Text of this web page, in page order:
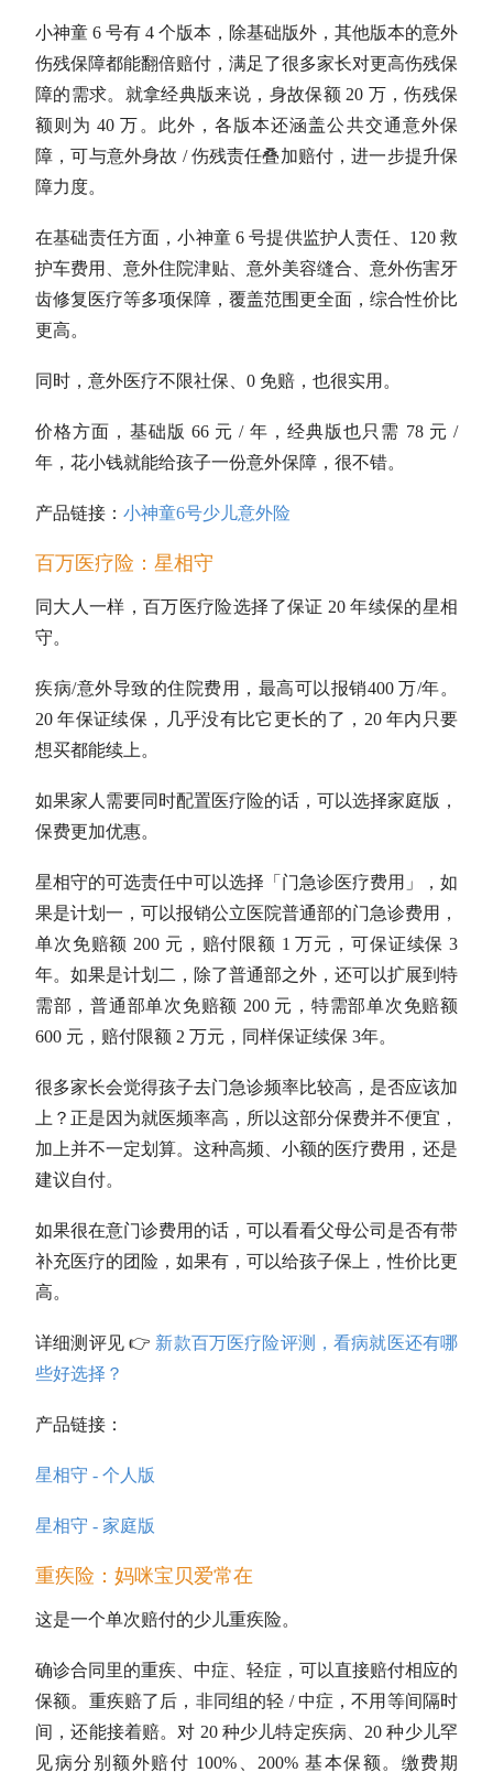
小神童 6 号有 4 个版本，除基础版外，其他版本的意外
伤残保障都能翻倍赔付，满足了很多家长对更高伤残保
障的需求。就拿经典版来说，身故保额 20 万，伤残保
额则为 40 万。此外，各版本还涵盖公共交通意外保
障，可与意外身故 / 伤残责任叠加赔付，进一步提升保
障力度。
在基础责任方面，小神童 6 号提供监护人责任、120 救
护车费用、意外住院津贴、意外美容缝合、意外伤害牙
齿修复医疗等多项保障，覆盖范围更全面，综合性价比
更高。
同时，意外医疗不限社保、0 免赔，也很实用。
价格方面，基础版 66 元 / 年，经典版也只需 78 元 /
年，花小钱就能给孩子一份意外保障，很不错。
产品链接： 小神童6号少儿意外险
百万医疗险：星相守
同大人一样，百万医疗险选择了保证 20 年续保的星相
守。
疾病/意外导致的住院费用，最高可以报销400 万/年。
20 年保证续保，几乎没有比它更长的了，20 年内只要
想买都能续上。
如果家人需要同时配置医疗险的话，可以选择家庭版，
保费更加优惠。
星相守的可选责任中可以选择「门急诊医疗费用」，如
果是计划一，可以报销公立医院普通部的门急诊费用，
单次免赔额 200 元，赔付限额 1 万元，可保证续保 3
年。如果是计划二，除了普通部之外，还可以扩展到特
需部，普通部单次免赔额 200 元，特需部单次免赔额
600 元，赔付限额 2 万元，同样保证续保 3年。
很多家长会觉得孩子去门急诊频率比较高，是否应该加
上？正是因为就医频率高，所以这部分保费并不便宜，
加上并不一定划算。这种高频、小额的医疗费用，还是
建议自付。
如果很在意门诊费用的话，可以看看父母公司是否有带
补充医疗的团险，如果有，可以给孩子保上，性价比更
高。
详细测评见 👉 新款百万医疗险评测，看病就医还有哪
些好选择？
产品链接：
星相守 - 个人版
星相守 - 家庭版
重疾险：妈咪宝贝爱常在
这是一个单次赔付的少儿重疾险。
确诊合同里的重疾、中症、轻症，可以直接赔付相应的
保额。重疾赔了后，非同组的轻 / 中症，不用等间隔时
间，还能接着赔。对 20 种少儿特定疾病、20 种少儿罕
见病分别额外赔付 100%、200% 基本保额。缴费期